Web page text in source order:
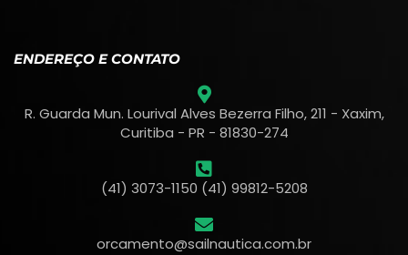
ENDEREÇO E CONTATO
R. Guarda Mun. Lourival Alves Bezerra Filho, 211 - Xaxim,
Curitiba - PR - 81830-274
(41) 3073-1150 (41) 99812-5208
orcamento@sailnautica.com.br